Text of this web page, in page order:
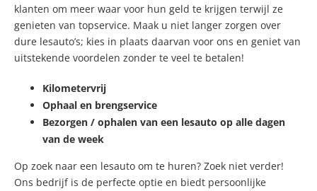
klanten om meer waar voor hun geld te krijgen terwijl ze
genieten van topservice. Maak u niet langer zorgen over
dure lesauto’s; kies in plaats daarvan voor ons en geniet van
uitstekende voordelen zonder te veel te betalen!
Kilometervrij
Ophaal en brengservice
Bezorgen / ophalen van een lesauto op alle dagen
van de week
Op zoek naar een lesauto om te huren? Zoek niet verder!
Ons bedrijf is de perfecte optie en biedt persoonlijke